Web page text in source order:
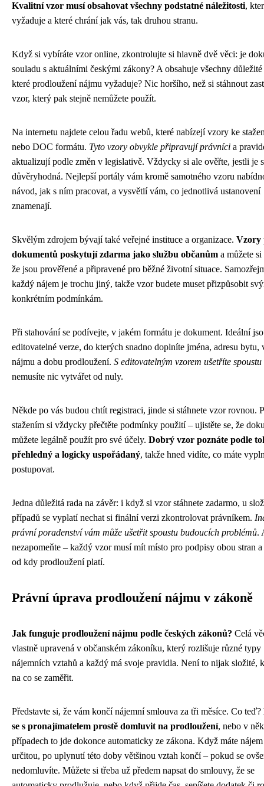
Kvalitní vzor musí obsahovat všechny podstatné náležitosti,
vyžaduje a které chrání jak vás, tak druhou stranu.
Když si vybíráte vzor online, zkontrolujte si hlavně dvě věci: je
souladu s aktuálními českými zákony? A obsahuje všechny
které prodloužení nájmu vyžaduje? Nic horšího, než si stáhnout
vzor, který pak stejně nemůžete použít.
Na internetu najdete celou řadu webů, které nabízejí vzory ke
nebo DOC formátu. Tyto vzory obvykle připravují právníci a
aktualizují podle změn v legislativě. Vždycky si ale ověřte, jestli je
důvěryhodná. Nejlepší portály vám kromě samotného vzoru
návod, jak s ním pracovat, a vysvětlí vám, co jednotlivá ustanovení
znamenají.
Skvělým zdrojem bývají také veřejné instituce a organizace. Vzory
dokumentů poskytují zdarma jako službu občanům a můžete
že jsou prověřené a připravené pro běžné životní situace.
každý nájem je trochu jiný, takže vzor budete muset přizpůsobit
konkrétním podmínkám.
Při stahování se podívejte, v jakém formátu je dokument. Ideální
editovatelné verze, do kterých snadno doplníte jména, adresu bytu,
nájmu a dobu prodloužení. S editovatelným vzorem ušetříte spoustu
nemusíte nic vytvářet od nuly.
Někde po vás budou chtít registraci, jinde si stáhnete vzor rovnou.
stažením si vždycky přečtěte podmínky použití – ujistěte se, že
můžete legálně použít pro své účely. Dobrý vzor poznáte podle
přehledný a logicky uspořádaný, takže hned vidíte, co máte
postupovat.
Jedna důležitá rada na závěr: i když si vzor stáhnete zadarmo, u
případů se vyplatí nechat si finální verzi zkontrolovat právníkem.
právní poradenství vám může ušetřit spoustu budoucích problémů.
nezapomeňte – každý vzor musí mít místo pro podpisy obou stran
od kdy prodloužení platí.
Právní úprava prodloužení nájmu v zákoně
Jak funguje prodloužení nájmu podle českých zákonů? Celá
vlastně upravená v občanském zákoníku, který rozlišuje různé typy
nájemních vztahů a každý má svoje pravidla. Není to nijak složité,
na co se zaměřit.
Představte si, že vám končí nájemní smlouva za tři měsíce. Co teď?
se s pronajímatelem prostě domluvit na prodloužení, nebo v
případech to jde dokonce automaticky ze zákona. Když máte
určitou, po uplynutí této doby většinou vztah končí – pokud se
nedomluvíte. Můžete si třeba už předem napsat do smlouvy, že se